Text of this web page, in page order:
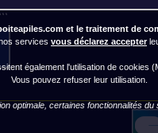
et le traitement de
services vous déclarez accepter
également l'utilisation de cookies
Vous pouvez refuser leur utilisation.
optimale, certaines fonctionnalités